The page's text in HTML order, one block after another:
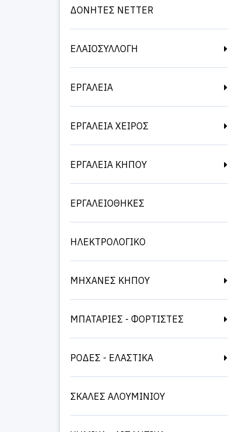
ΔΟΝΗΤΕΣ NETTER
ΕΛΑΙΟΣΥΛΛΟΓΗ
ΕΡΓΑΛΕΙΑ
ΕΡΓΑΛΕΙΑ ΧΕΙΡΟΣ
ΕΡΓΑΛΕΙΑ ΚΗΠΟΥ
ΕΡΓΑΛΕΙΟΘΗΚΕΣ
ΗΛΕΚΤΡΟΛΟΓΙΚΟ
ΜΗΧΑΝΕΣ ΚΗΠΟΥ
ΜΠΑΤΑΡΙΕΣ - ΦΟΡΤΙΣΤΕΣ
ΡΟΔΕΣ - ΕΛΑΣΤΙΚΑ
ΣΚΑΛΕΣ ΑΛΟΥΜΙΝΙΟΥ